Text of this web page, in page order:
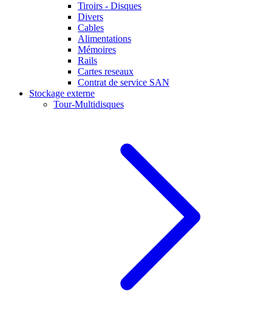
Tiroirs - Disques
Divers
Cables
Alimentations
Mémoires
Rails
Cartes reseaux
Contrat de service SAN
Stockage externe
Tour-Multidisques